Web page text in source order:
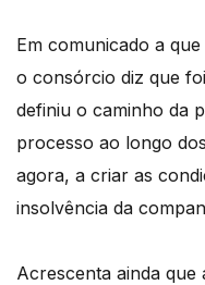
Em comunicado a
o consórcio diz que
definiu o caminho da
processo ao longo
agora, a criar as
insolvência da
Acrescenta ainda que